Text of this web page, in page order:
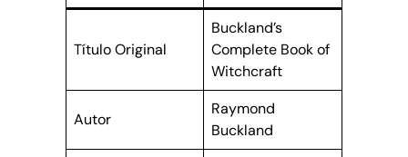
Título Original
Buckland’s
Complete Book of
Witchcraft
Autor
Raymond
Buckland